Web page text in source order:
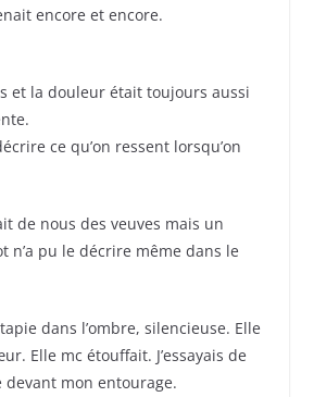
encore et encore.
et la douleur était toujours aussi
ce qu’on ressent lorsqu’on
de nous des veuves mais un
n’a pu le décrire même dans le
dans l’ombre, silencieuse. Elle
Elle mc étouffait. J’essayais de
mon entourage.